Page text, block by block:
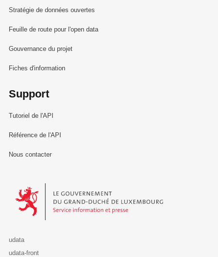
Stratégie de données ouvertes
Feuille de route pour l'open data
Gouvernance du projet
Fiches d'information
Support
Tutoriel de l'API
Référence de l'API
Nous contacter
Le Gouvernement du Grand-Duché de Luxembourg - Service
udata
udata-front